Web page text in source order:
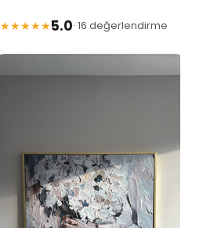
★★★★★5.0· 16 değerlendirme